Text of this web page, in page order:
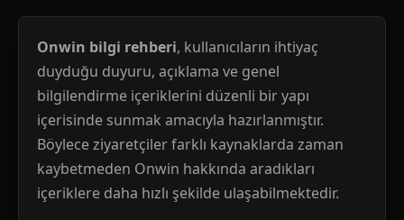
Onwin bilgi rehberi, kullanıcıların ihtiyaç
duyduğu duyuru, açıklama ve genel
bilgilendirme içeriklerini düzenli bir yapı
içerisinde sunmak amacıyla hazırlanmıştır.
Böylece ziyaretçiler farklı kaynaklarda zaman
kaybetmeden Onwin hakkında aradıkları
içeriklere daha hızlı şekilde ulaşabilmektedir.